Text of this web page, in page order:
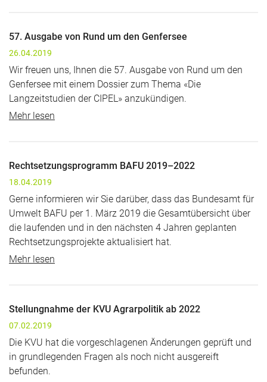
57. Ausgabe von Rund um den Genfersee
26.04.2019
Wir freuen uns, Ihnen die 57. Ausgabe von Rund um den
Genfersee mit einem Dossier zum Thema «Die
Langzeitstudien der CIPEL» anzukündigen.
Mehr lesen
Rechtsetzungsprogramm BAFU 2019–2022
18.04.2019
Gerne informieren wir Sie darüber, dass das Bundesamt für
Umwelt BAFU per 1. März 2019 die Gesamtübersicht über
die laufenden und in den nächsten 4 Jahren geplanten
Rechtsetzungsprojekte aktualisiert hat.
Mehr lesen
Stellungnahme der KVU Agrarpolitik ab 2022
07.02.2019
Die KVU hat die vorgeschlagenen Änderungen geprüft und
in grundlegenden Fragen als noch nicht ausgereift
befunden.